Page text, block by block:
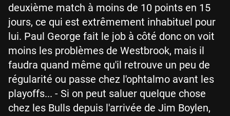
deuxième match à moins de 10 points en 15
jours, ce qui est extrêmement inhabituel pour
lui. Paul George fait le job à côté donc on voit
moins les problèmes de Westbrook, mais il
faudra quand même qu'il retrouve un peu de
régularité ou passe chez l'ophtalmo avant les
playoffs... - Si on peut saluer quelque chose
chez les Bulls depuis l'arrivée de Jim Boylen,